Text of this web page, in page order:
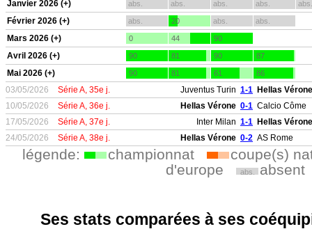
Janvier 2026 (+) abs. abs. abs. abs. abs.
Février 2026 (+) abs. 20 abs. abs.
Mars 2026 (+) 0 44 90
Avril 2026 (+) 90 81 90 87
Mai 2026 (+) 90 81 61 86
03/05/2026 Série A, 35e j. Juventus Turin 1-1 Hellas Vérone
10/05/2026
Série A, 36e j. Hellas Vérone 0-1 Calcio Côme
17/05/2026
Série A, 37e j. Inter Milan 1-1 Hellas Vérone
24/05/2026
Série A, 38e j. Hellas Vérone 0-2 AS Rome
légende: championnat
coupe(s)
d'europe
abs. absent
Ses stats comparées à ses